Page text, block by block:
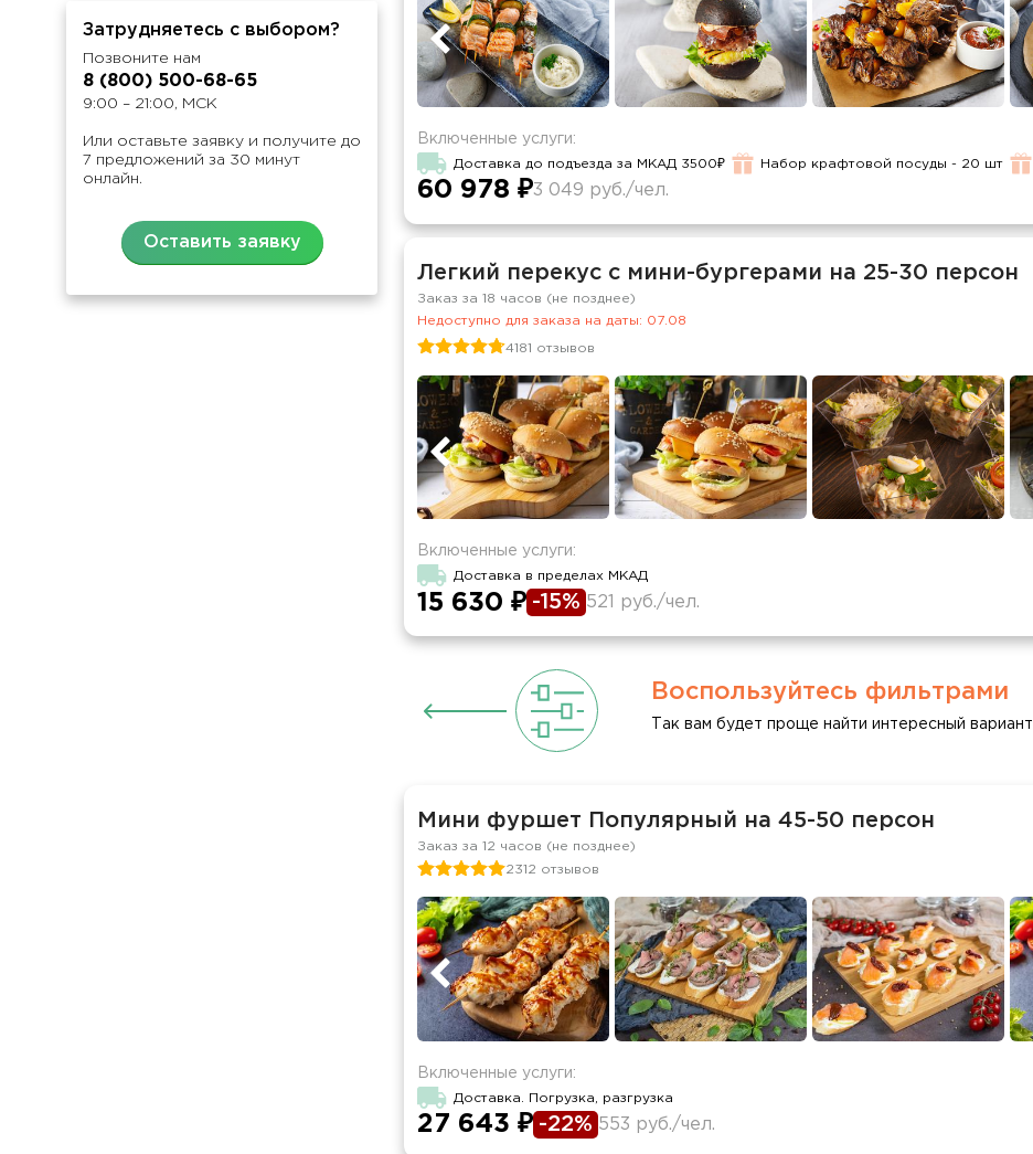
Затрудняетесь с выбором?
Позвоните нам
8 (800) 500-68-65
9:00 – 21:00, МСК
Или оставьте заявку и получите до
7 предложений за 30 минут
онлайн.
Оставить заявку
Включенные услуги:
Доставка до подъезда за МКАД 3500₽ Набор крафтовой посуды - 20 шт
60 978 ₽3 049 руб./чел.
Легкий перекус c мини-бургерами на 25-30 персон
Заказ за 18 часов (не позднее)
Недоступно для заказа на даты: 07.08
4181 отзывов
Включенные услуги:
Доставка в пределах МКАД
15 630 ₽ -15% 521 руб./чел.
Воспользуйтесь фильтрами
Так вам будет проще найти интересный вариант.
Мини фуршет Популярный на 45-50 персон
Заказ за 12 часов (не позднее)
2312 отзывов
Включенные услуги:
Доставка. Погрузка, разгрузка
27 643 ₽ -22% 553 руб./чел.